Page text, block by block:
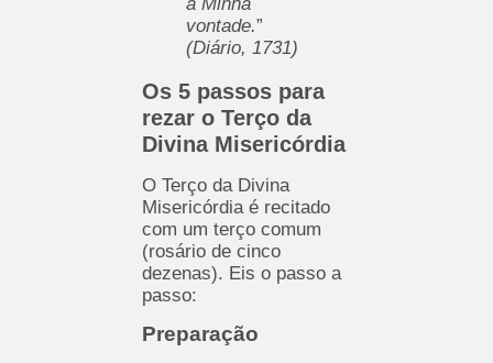
vontade.”
(Diário, 1731)
Os 5 passos para
rezar o Terço da
Divina Misericórdia
O Terço da Divina
Misericórdia é recitado
com um terço comum
(rosário de cinco
dezenas). Eis o passo a
passo:
Preparação